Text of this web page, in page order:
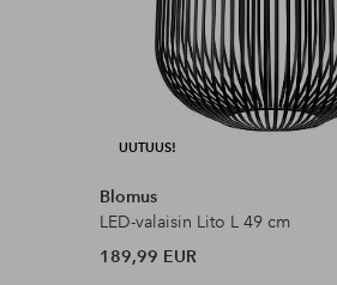
UUTUUS!
Blomus
LED-valaisin Lito L 49 cm
189,99 EUR